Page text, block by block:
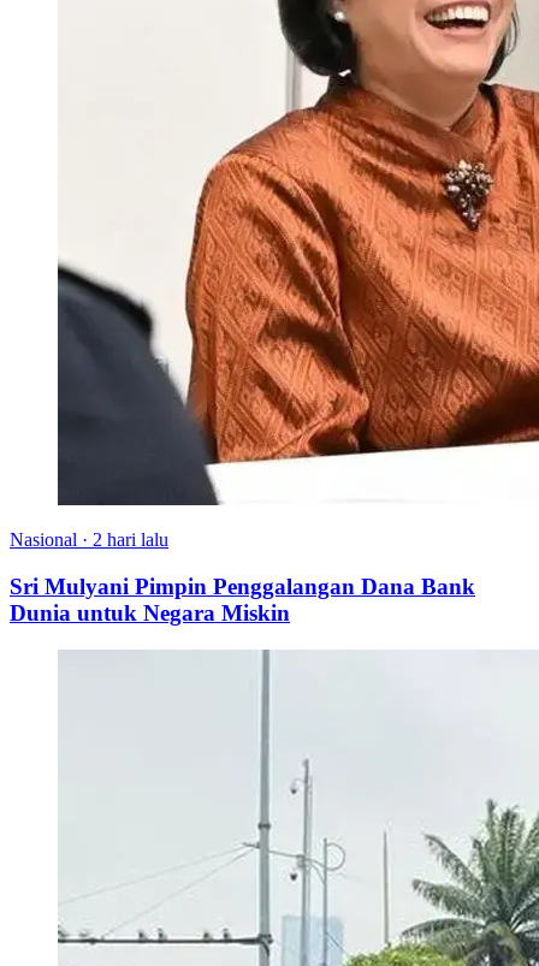
Nasional · 2 hari lalu
Sri Mulyani Pimpin Penggalangan Dana Bank
Dunia untuk Negara Miskin